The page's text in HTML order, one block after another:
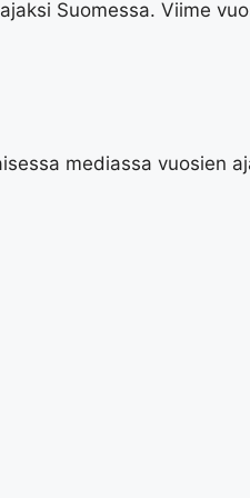
Suomessa. Viime
mediassa vuosien